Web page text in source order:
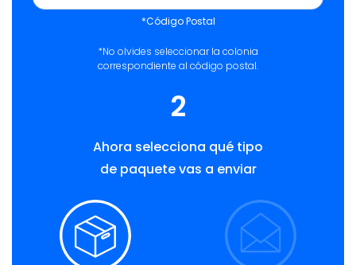
*Código Postal
*No olvides seleccionar la colonia
correspondiente al código postal.
2
Ahora selecciona qué tipo
de paquete vas a enviar